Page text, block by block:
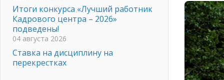
Итоги конкурса «Лучший работник
Кадрового центра – 2026»
подведены!
04 августа 2026
Ставка на дисциплину на
перекрестках